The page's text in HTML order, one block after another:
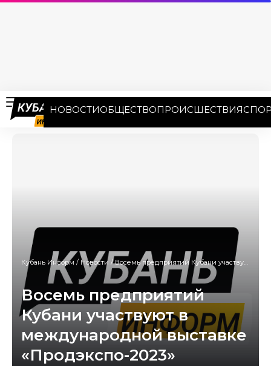
НОВОСТИОБЩЕСТВОПРОИСШЕСТВИЯ
Кубань Информ / Новости /Восемь предприятий Кубани участвуют в международной выставке «Продэкспо-2023»
Восемь предприятий
Кубани участвуют в
международной выставке
«Продэкспо-2023»